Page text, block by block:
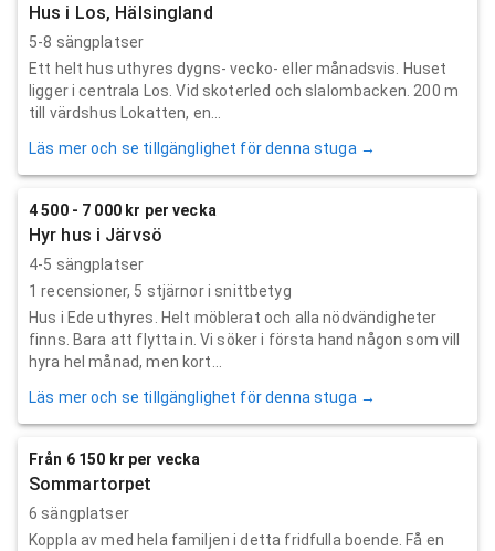
Hus i Los, Hälsingland
5-8 sängplatser
Ett helt hus uthyres dygns- vecko- eller månadsvis. Huset
ligger i centrala Los. Vid skoterled och slalombacken. 200 m
till värdshus Lokatten, en...
Läs mer och se tillgänglighet för denna stuga →
4 500 - 7 000 kr per vecka
Hyr hus i Järvsö
4-5 sängplatser
1 recensioner, 5 stjärnor i snittbetyg
Hus i Ede uthyres. Helt möblerat och alla nödvändigheter
finns. Bara att flytta in. Vi söker i första hand någon som vill
hyra hel månad, men kort...
Läs mer och se tillgänglighet för denna stuga →
Från 6 150 kr per vecka
Sommartorpet
6 sängplatser
Koppla av med hela familjen i detta fridfulla boende. Få en